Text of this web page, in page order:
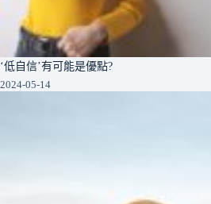
‘低自信’有可能是優點?
2024-05-14